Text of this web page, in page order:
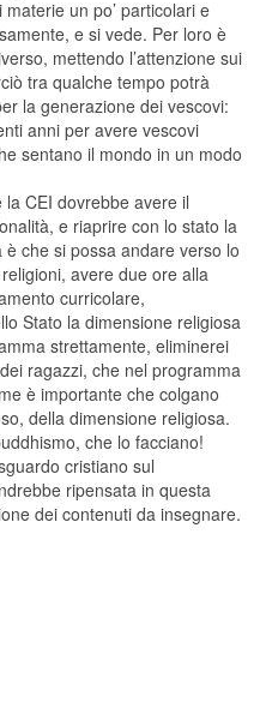
un po’ particolari e
e si vede. Per loro è
mettendo l’attenzione sui
tra qualche tempo potrà
la generazione dei vescovi:
anni per avere vescovi
sentano il mondo in un modo
la CEI dovrebbe avere il
e riaprire con lo stato la
è che si possa andare verso lo
avere due ore alla
curricolare,
Stato la dimensione religiosa
strettamente, eliminerei
ragazzi, che nel programma
è importante che colgano
della dimensione religiosa.
che lo facciano!
cristiano sul
ripensata in questa
dei contenuti da insegnare.